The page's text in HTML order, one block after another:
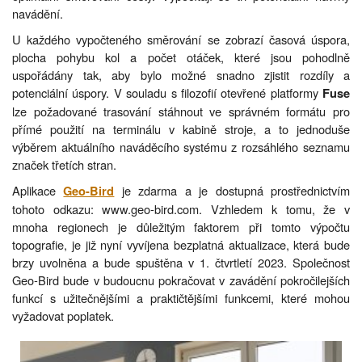
navádění.
U každého vypočteného směrování se zobrazí časová úspora,
plocha pohybu kol a počet otáček, které jsou pohodlně
uspořádány tak, aby bylo možné snadno zjistit rozdíly a
potenciální úspory. V souladu s filozofií otevřené platformy Fuse
lze požadované trasování stáhnout ve správném formátu pro
přímé použití na terminálu v kabině stroje, a to jednoduše
výběrem aktuálního naváděcího systému z rozsáhlého seznamu
značek třetích stran.
AplikaceGeo-Bird je zdarma a je dostupná prostřednictvím
tohoto odkazu: www.geo-bird.com. Vzhledem k tomu, že v
mnoha regionech je důležitým faktorem při tomto výpočtu
topografie, je již nyní vyvíjena bezplatná aktualizace, která bude
brzy uvolněna a bude spuštěna v 1. čtvrtletí 2023. Společnost
Geo-Bird bude v budoucnu pokračovat v zavádění pokročilejších
funkcí s užitečnějšími a praktičtějšími funkcemi, které mohou
vyžadovat poplatek.